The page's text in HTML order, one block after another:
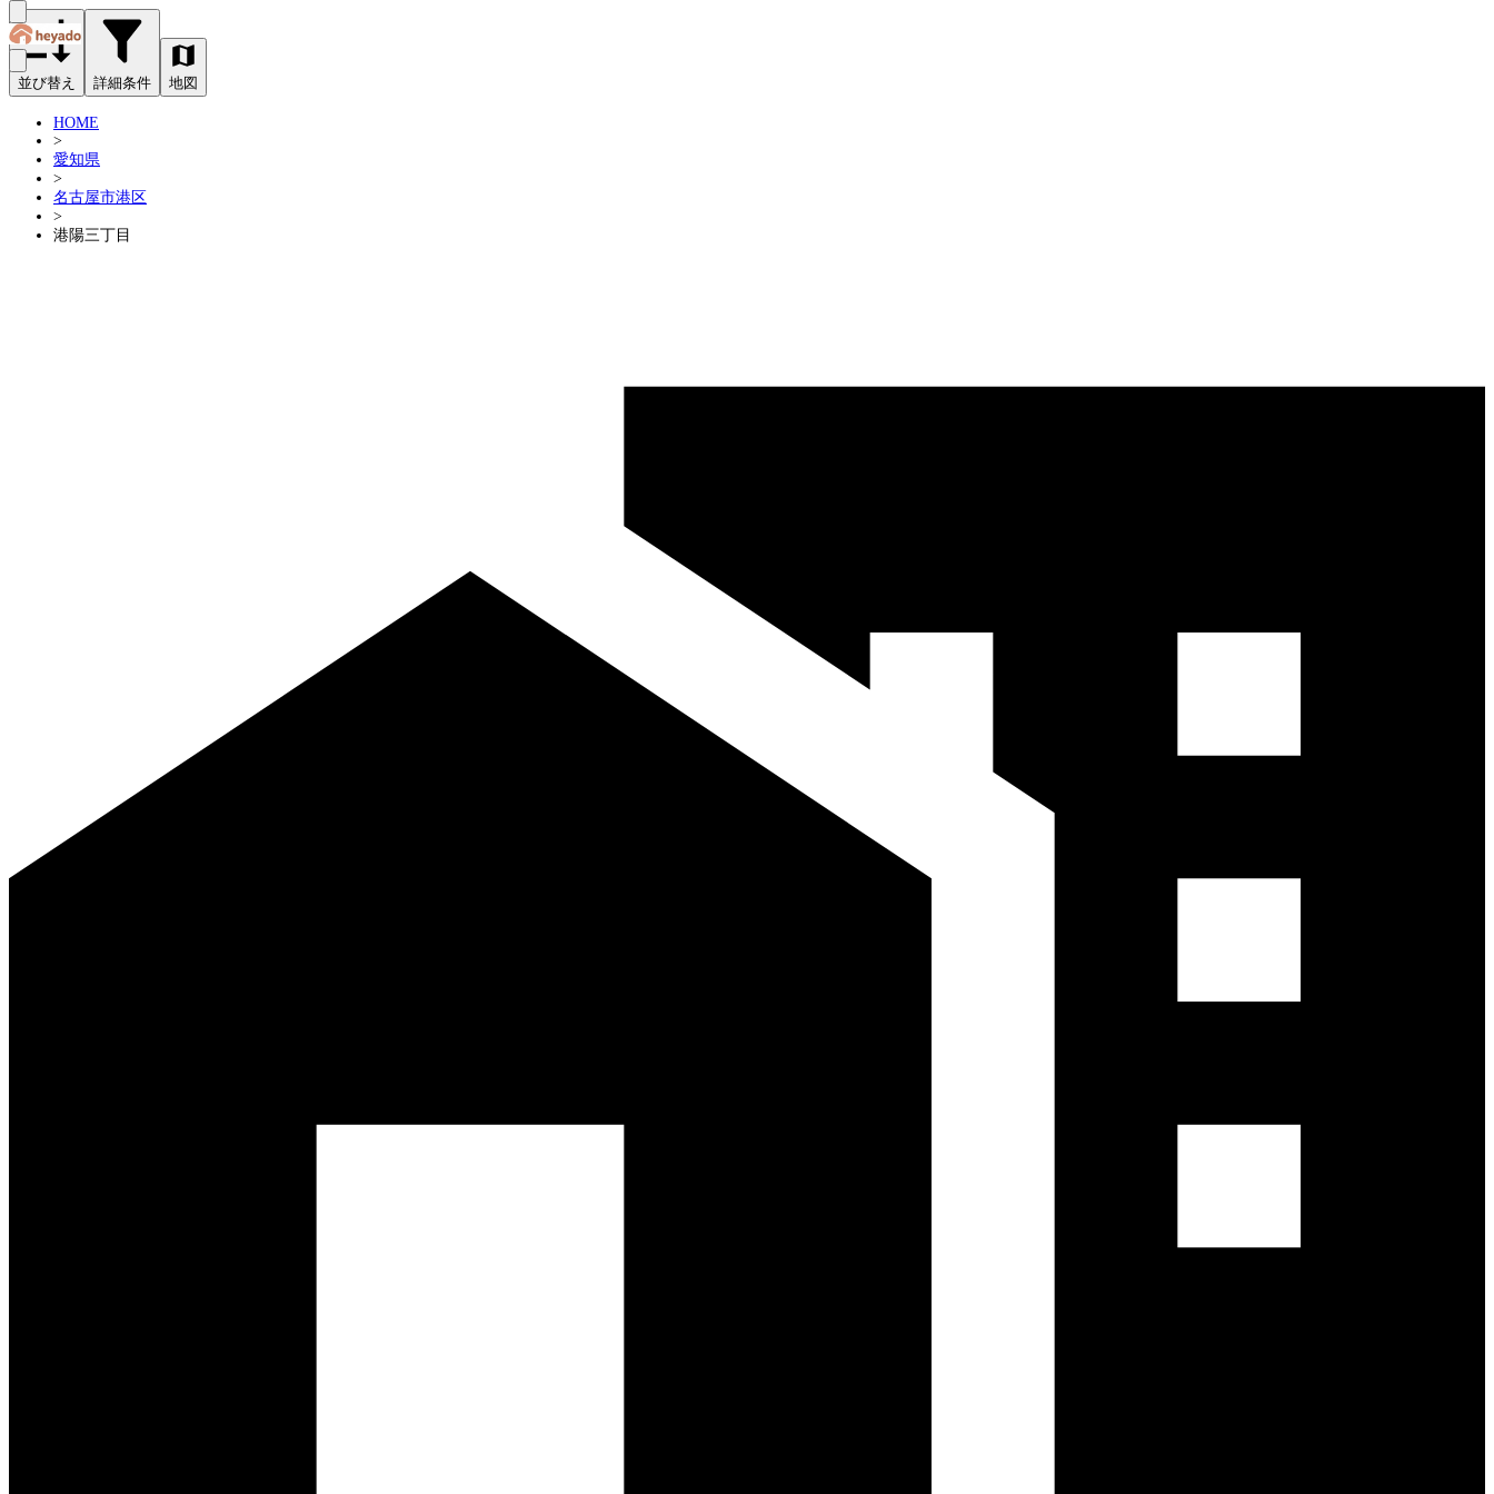
並び替え 詳細条件 地図
HOME
>
愛知県
>
名古屋市港区
>
港陽三丁目